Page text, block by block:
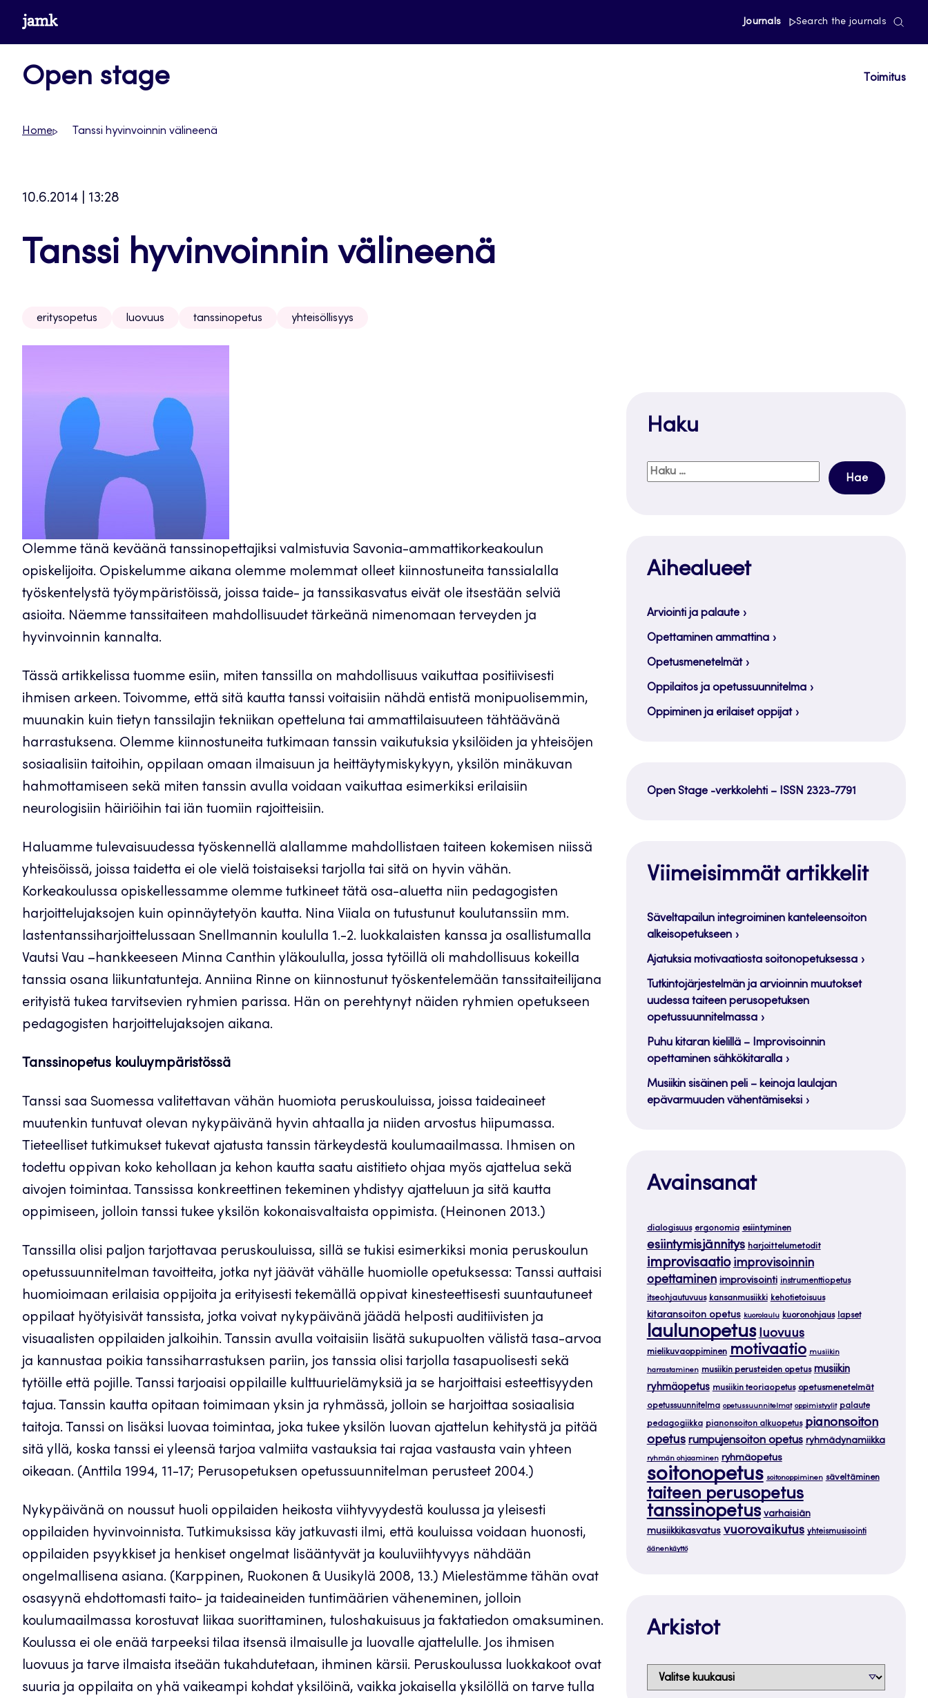
Siirrywww.jamk.fi Journals Search the journals
Open stage Toimitus
Home Tanssi hyvinvoinnin välineenä
10.6.2014 | 13:28
Tanssi hyvinvoinnin välineenä
eritysopetus luovuus tanssinopetus yhteisöllisyys
Olemme tänä keväänä tanssinopettajiksi valmistuvia Savonia-ammattikorkeakoulun
opiskelijoita. Opiskelumme aikana olemme molemmat olleet kiinnostuneita tanssialalla
työskentelystä työympäristöissä, joissa taide- ja tanssikasvatus eivät ole itsestään selviä
asioita. Näemme tanssitaiteen mahdollisuudet tärkeänä nimenomaan terveyden ja
hyvinvoinnin kannalta.
Tässä artikkelissa tuomme esiin, miten tanssilla on mahdollisuus vaikuttaa positiivisesti
ihmisen arkeen. Toivomme, että sitä kautta tanssi voitaisiin nähdä entistä monipuolisemmin,
muunakin kuin tietyn tanssilajin tekniikan opetteluna tai ammattilaisuuteen tähtäävänä
harrastuksena. Olemme kiinnostuneita tutkimaan tanssin vaikutuksia yksilöiden ja yhteisöjen
sosiaalisiin taitoihin, oppilaan omaan ilmaisuun ja heittäytymiskykyyn, yksilön minäkuvan
hahmottamiseen sekä miten tanssin avulla voidaan vaikuttaa esimerkiksi erilaisiin
neurologisiin häiriöihin tai iän tuomiin rajoitteisiin.
Haluamme tulevaisuudessa työskennellä alallamme mahdollistaen taiteen kokemisen niissä
yhteisöissä, joissa taidetta ei ole vielä toistaiseksi tarjolla tai sitä on hyvin vähän.
Korkeakoulussa opiskellessamme olemme tutkineet tätä osa-aluetta niin pedagogisten
harjoittelujaksojen kuin opinnäytetyön kautta. Nina Viiala on tutustunut koulutanssiin mm.
lastentanssiharjoittelussaan Snellmannin koululla 1.-2. luokkalaisten kanssa ja osallistumalla
Vautsi Vau –hankkeeseen Minna Canthin yläkoululla, jossa tytöillä oli mahdollisuus kokeilla
tanssia osana liikuntatunteja. Anniina Rinne on kiinnostunut työskentelemään tanssitaiteilijana
erityistä tukea tarvitsevien ryhmien parissa. Hän on perehtynyt näiden ryhmien opetukseen
pedagogisten harjoittelujaksojen aikana.
Tanssinopetus kouluympäristössä
Tanssi saa Suomessa valitettavan vähän huomiota peruskouluissa, joissa taideaineet
muutenkin tuntuvat olevan nykypäivänä hyvin ahtaalla ja niiden arvostus hiipumassa.
Tieteelliset tutkimukset tukevat ajatusta tanssin tärkeydestä koulumaailmassa. Ihmisen on
todettu oppivan koko kehollaan ja kehon kautta saatu aistitieto ohjaa myös ajattelua sekä
aivojen toimintaa. Tanssissa konkreettinen tekeminen yhdistyy ajatteluun ja sitä kautta
oppimiseen, jolloin tanssi tukee yksilön kokonaisvaltaista oppimista. (Heinonen 2013.)
Tanssilla olisi paljon tarjottavaa peruskouluissa, sillä se tukisi esimerkiksi monia peruskoulun
opetussuunnitelman tavoitteita, jotka nyt jäävät vähälle huomiolle opetuksessa: Tanssi auttaisi
huomioimaan erilaisia oppijoita ja erityisesti tekemällä oppivat kinesteettisesti suuntautuneet
oppilaat hyötyisivät tanssista, jotka voivat nykypäivänä jäädä helposti auditiivisten ja
visuaalisten oppilaiden jalkoihin. Tanssin avulla voitaisiin lisätä sukupuolten välistä tasa-arvoa
ja kannustaa poikia tanssiharrastuksen pariin, jos tanssia olisi tarjolla tasapuolisesti sekä
tytöille että pojille. Tanssi tarjoaisi oppilaille kulttuurielämyksiä ja se harjoittaisi esteettisyyden
tajua. Tanssin kautta opitaan toimimaan yksin ja ryhmässä, jolloin se harjoittaa sosiaalisia
taitoja. Tanssi on lisäksi luovaa toimintaa, joka tukee yksilön luovan ajattelun kehitystä ja pitää
sitä yllä, koska tanssi ei yleensä tarjoa valmiita vastauksia tai rajaa vastausta vain yhteen
oikeaan. (Anttila 1994, 11-17; Perusopetuksen opetussuunnitelman perusteet 2004.)
Nykypäivänä on noussut huoli oppilaiden heikosta viihtyvyydestä koulussa ja yleisesti
oppilaiden hyvinvoinnista. Tutkimuksissa käy jatkuvasti ilmi, että kouluissa voidaan huonosti,
oppilaiden psyykkiset ja henkiset ongelmat lisääntyvät ja kouluviihtyvyys nähdään
ongelmallisena asiana. (Karppinen, Ruokonen & Uusikylä 2008, 13.) Mielestämme tähän ovat
osasyynä ehdottomasti taito- ja taideaineiden tuntimäärien väheneminen, jolloin
koulumaailmassa korostuvat liikaa suorittaminen, tuloshakuisuus ja faktatiedon omaksuminen.
Koulussa ei ole enää tarpeeksi tilaa itsensä ilmaisulle ja luovalle ajattelulle. Jos ihmisen
luovuus ja tarve ilmaista itseään tukahdutetaan, ihminen kärsii. Peruskoulussa luokkakoot ovat
suuria ja oppilaita on yhä vaikeampi kohdat yksilöinä, vaikka jokaisella yksilöllä on tarve tulla
Haku
Haku:
Aihealueet
Arviointi ja palaute
Opettaminen ammattina
Opetusmenetelmät
Oppilaitos ja opetussuunnitelma
Oppiminen ja erilaiset oppijat
Open Stage -verkkolehti – ISSN 2323-7791
Viimeisimmät artikkelit
Säveltapailun integroiminen kanteleensoiton
alkeisopetukseen
Ajatuksia motivaatiosta soitonopetuksessa
Tutkintojärjestelmän ja arvioinnin muutokset
uudessa taiteen perusopetuksen
opetussuunnitelmassa
Puhu kitaran kielillä – Improvisoinnin
opettaminen sähkökitaralla
Musiikin sisäinen peli – keinoja laulajan
epävarmuuden vähentämiseksi
Avainsanat
dialogisuus ergonomia esiintyminen
esiintymisjännitys harjoittelumetodit
improvisaatio improvisoinnin
opettaminen improvisointi instrumenttiopetus
itseohjautuvuus kansanmusiikki kehotietoisuus
kitaransoiton opetus kuorolaulu kuoronohjaus lapset
laulunopetus luovuus
mielikuvaoppiminen motivaatio musiikin
harrastaminen musiikin perusteiden opetus musiikin
ryhmäopetus musiikin teoriaopetus opetusmenetelmät
opetussuunnitelma opetussuunnitelmat oppimistyylit palaute
pedagogiikka pianonsoiton alkuopetus pianonsoiton
opetus rumpujensoiton opetus ryhmädynamiikka
ryhmän ohjaaminen ryhmäopetus
soitonopetus soitonoppiminen säveltäminen
taiteen perusopetus
tanssinopetus varhaisiän
musiikkikasvatus vuorovaikutus yhteismusisointi
äänenkäyttö
Arkistot
Arkistot